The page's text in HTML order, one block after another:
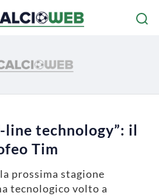
line technology”: il
Tim
prossima stagione
tecnologico volto a